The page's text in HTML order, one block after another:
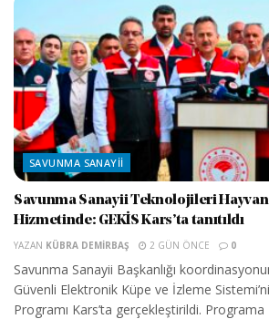
SAVUNMA SANAYII
Savunma Sanayii Teknolojileri
Hizmetinde: GEKİS Kars’ta tanıtıldı
YAZAN KÜBRA DEMIRBAŞ 2 GÜN ÖNCE 0
Savunma Sanayii Başkanlığı
Güvenli Elektronik Küpe ve İzleme
Programı Kars’ta gerçekleştirildi. Programa